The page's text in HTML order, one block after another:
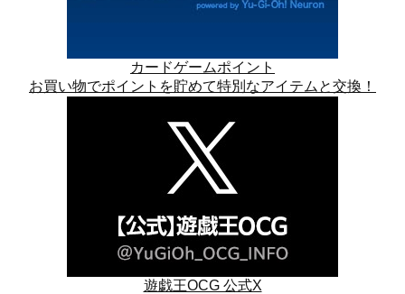
カードゲームポイント
お買い物でポイントを貯めて特別なアイテムと交換！
遊戯王OCG 公式X